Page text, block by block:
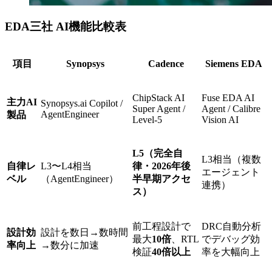
EDA三社 AI機能比較表
項目 Synopsys Cadence Siemens EDA
主力AI
製品
Synopsys.ai Copilot /
AgentEngineer
ChipStack AI
Super Agent /
Level-5
Fuse EDA AI
Agent / Calibre
Vision AI
自律レ
ベル
L3〜L4相当
（AgentEngineer）
L5（完全自
律・2026年後
半早期アクセ
ス）
L3相当（複数
エージェント
連携）
設計効
率向上
設計を数日→数時間
→数分に加速
前工程設計で
最大10倍、RTL
検証40倍以上
DRC自動分析
でデバッグ効
率を大幅向上